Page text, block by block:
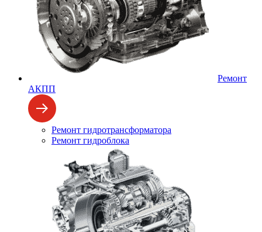
Ремонт
АКПП
Ремонт гидротрансформатора
Ремонт гидроблока